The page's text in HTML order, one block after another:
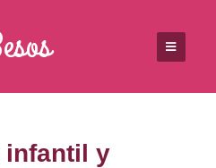
infantil y